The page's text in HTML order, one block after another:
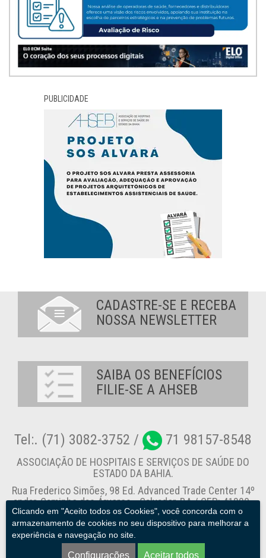
PUBLICIDADE
Clicando em "Aceito todos os Cookies", você concorda com o
armazenamento de cookies no seu dispositivo para melhorar a
experiência e navegação no site.
Configurações Aceitar todos
CADASTRE-SE E RECEBA
NOSSA NEWSLETTER
SAIBA OS BENEFÍCIOS
FILIE-SE A AHSEB
Tel:. (71) 3082-3752 / 71 98157-8548
ASSOCIAÇÃO DE HOSPITAIS E SERVIÇOS DE SAÚDE DO
ESTADO DA BAHIA.
Rua Frederico Simões, 98 Ed. Advanced Trade Center 14º
andar, Caminho das Árvores - Salvador-BA / CEP: 41820-
774
Canal de Denúncia